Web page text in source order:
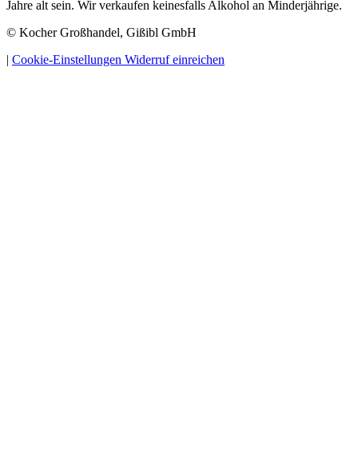
Jahre alt sein. Wir verkaufen keinesfalls Alkohol an Minderjährige.
© Kocher Großhandel, Gißibl GmbH
| Cookie-Einstellungen Widerruf einreichen